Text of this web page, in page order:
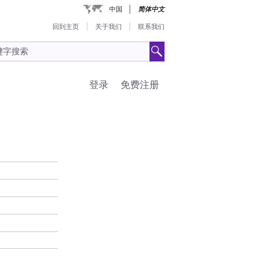
中国 简体中文
回到主页 关于我们 联系我们
免费注册
登录